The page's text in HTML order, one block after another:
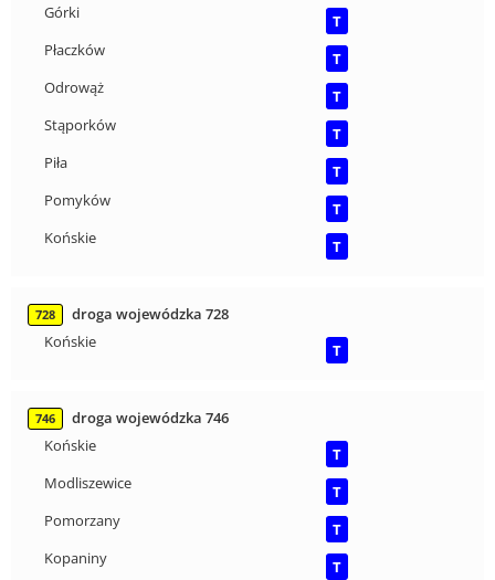
Górki
T
Płaczków
T
Odrowąż
T
Stąporków
T
Piła
T
Pomyków
T
Końskie
T
728
droga wojewódzka 728
Końskie
T
746
droga wojewódzka 746
Końskie
T
Modliszewice
T
Pomorzany
T
Kopaniny
T